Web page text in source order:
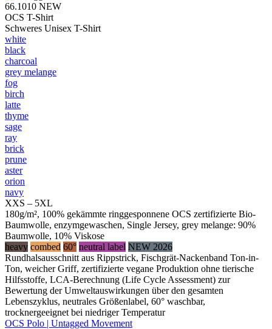
66.1010 NEW
OCS T-Shirt
Schweres Unisex T-Shirt
white
black
charcoal
grey melange
fog
birch
latte
thyme
sage
ray
brick
prune
aster
orion
navy
XXS – 5XL
180g/m², 100% gekämmte ringgesponnene OCS zertifizierte Bio-
Baumwolle, enzymgewaschen, Single Jersey, grey melange: 90%
Baumwolle, 10% Viskose
heavy combed 60° neutral label NEW 2026
Rundhalsausschnitt aus Rippstrick, Fischgrät-Nackenband Ton-in-
Ton, weicher Griff, zertifizierte vegane Produktion ohne tierische
Hilfsstoffe, LCA-Berechnung (Life Cycle Assessment) zur
Bewertung der Umweltauswirkungen über den gesamten
Lebenszyklus, neutrales Größenlabel, 60° waschbar,
trocknergeeignet bei niedriger Temperatur
OCS Polo | Untagged Movement